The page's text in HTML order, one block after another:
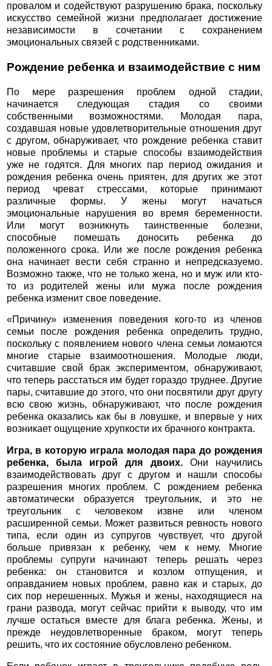
провалом и содействуют разрушению брака, поскольку
искусство семейной жизни предполагает достижение
независимости в сочетании с сохранением
эмоциональных связей с родственниками.
Рождение ребенка и взаимодействие с ним
По мере разрешения проблем одной стадии,
начинается следующая стадия со своими
собственными возможностями. Молодая пара,
создавшая новые удовлетворительные отношения друг
с другом, обнаруживает, что рождение ребенка ставит
новые проблемы и старые способы взаимодействия
уже не годятся. Для многих пар период ожидания и
рождения ребенка очень приятен, для других же этот
период чреват стрессами, которые принимают
различные формы. У жены могут начаться
эмоциональные нарушения во время беременности.
Или могут возникнуть таинственные болезни,
способные помешать доносить ребенка до
положенного срока. Или же после рождения ребенка
она начинает вести себя странно и непредсказуемо.
Возможно также, что не только жена, но и муж или кто-
то из родителей жены или мужа после рождения
ребенка изменит свое поведение.
«Причину» изменения поведения кого-то из членов
семьи после рождения ребенка определить трудно,
поскольку с появлением нового члена семьи ломаются
многие старые взаимоотношения. Молодые люди,
считавшие свой брак экспериментом, обнаруживают,
что теперь расстаться им будет гораздо труднее. Другие
пары, считавшие до этого, что они посвятили друг другу
всю свою жизнь, обнаруживают, что после рождения
ребенка оказались как бы в ловушке, и впервые у них
возникает ощущение хрупкости их брачного контракта.
Игра, в которую играла молодая пара до рождения
ребенка, была игрой для двоих.Они научились
взаимодействовать друг с другом и нашли способы
разрешения многих проблем. С рождением ребенка
автоматически образуется треугольник, и это не
треугольник с человеком извне или членом
расширенной семьи. Может развиться ревность нового
типа, если один из супругов чувствует, что другой
больше привязан к ребенку, чем к нему. Многие
проблемы супруги начинают теперь решать через
ребенка: он становится и козлом отпущения, и
оправданием новых проблем, равно как и старых, до
сих пор нерешенных. Мужья и жены, находящиеся на
грани развода, могут сейчас прийти к выводу, что им
лучше остаться вместе для блага ребенка. Жены, и
прежде неудовлетворенные браком, могут теперь
решить, что их состояние обусловлено ребенком.